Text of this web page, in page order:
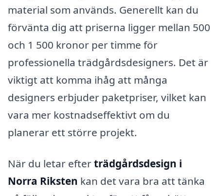
material som används. Generellt kan du
förvänta dig att priserna ligger mellan 500
och 1 500 kronor per timme för
professionella trädgårdsdesigners. Det är
viktigt att komma ihåg att många
designers erbjuder paketpriser, vilket kan
vara mer kostnadseffektivt om du
planerar ett större projekt.
När du letar efterträdgårdsdesign i
Norra Riksten kan det vara bra att tänka